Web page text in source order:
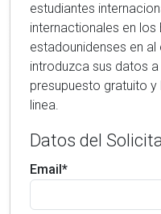
estudiantes internacionales.
internactionales en los
estadounidenses en al
introduzca sus datos
presupuesto gratuito
linea.
Datos del
Email*